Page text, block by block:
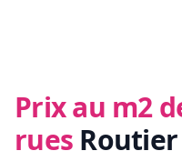
Prix au m2
rues Routier